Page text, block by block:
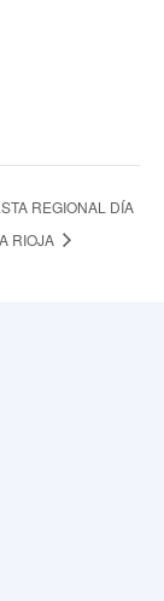
REGIONAL DÍA
RIOJA